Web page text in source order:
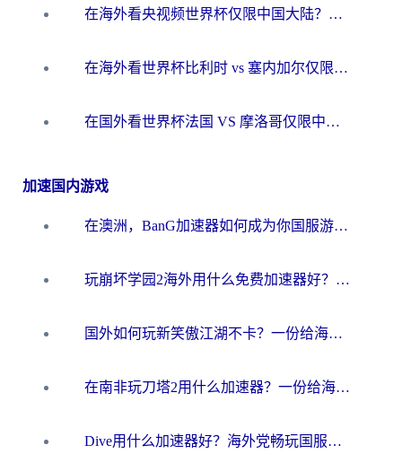
在海外看央视频世界杯仅限中国大陆？这篇指南帮你解锁中文解说+无卡顿直播
在海外看世界杯比利时 vs 塞内加尔仅限中国大陆？我找到了最流畅的中文解说之路
在国外看世界杯法国 VS 摩洛哥仅限中国大陆？海外党这样看中文解说赛事不卡顿
加速国内游戏
在澳洲，BanG加速器如何成为你国服游戏的“时光机”？
玩崩坏学园2海外用什么免费加速器好？2026海外党亲测国服游戏加速指南
国外如何玩新笑傲江湖不卡？一份给海外游子的终极网络指南
在南非玩刀塔2用什么加速器？一份给海外游子的终极生存指南
Dive用什么加速器好？海外党畅玩国服游戏的终极避坑指南